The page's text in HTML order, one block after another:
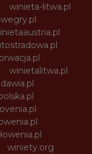
winieta-litwa.pl
winietalitwa.pl
winiety.org